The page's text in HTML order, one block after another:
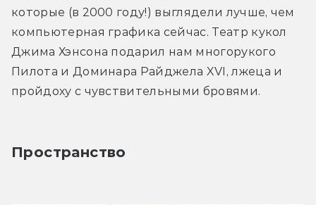
которые (в 2000 году!) выглядели лучше, чем
компьютерная графика сейчас. Театр кукол
Джима Хэнсона подарил нам многорукого
Пилота и Доминара Райджела XVI, лжеца и
пройдоху с чувствительными бровями.
Пространство